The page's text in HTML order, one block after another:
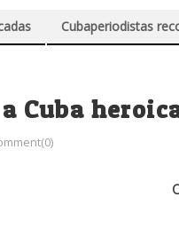
Cubaperiodistas
Cuba